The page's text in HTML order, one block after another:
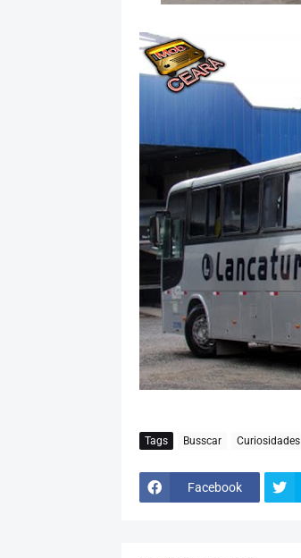
Tags Busscar Curiosidades
Facebook